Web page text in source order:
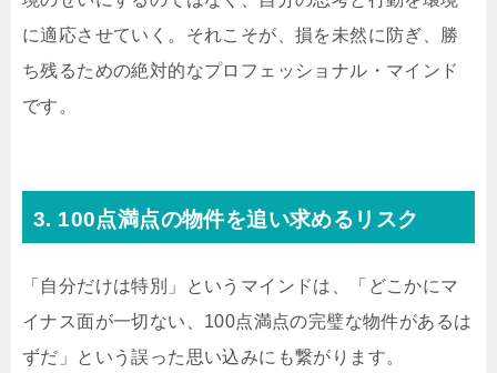
に適応させていく。それこそが、損を未然に防ぎ、勝
ち残るための絶対的なプロフェッショナル・マインド
です。
3. 100点満点の物件を追い求めるリスク
「自分だけは特別」というマインドは、「どこかにマ
イナス面が一切ない、100点満点の完璧な物件があるは
ずだ」という誤った思い込みにも繋がります。